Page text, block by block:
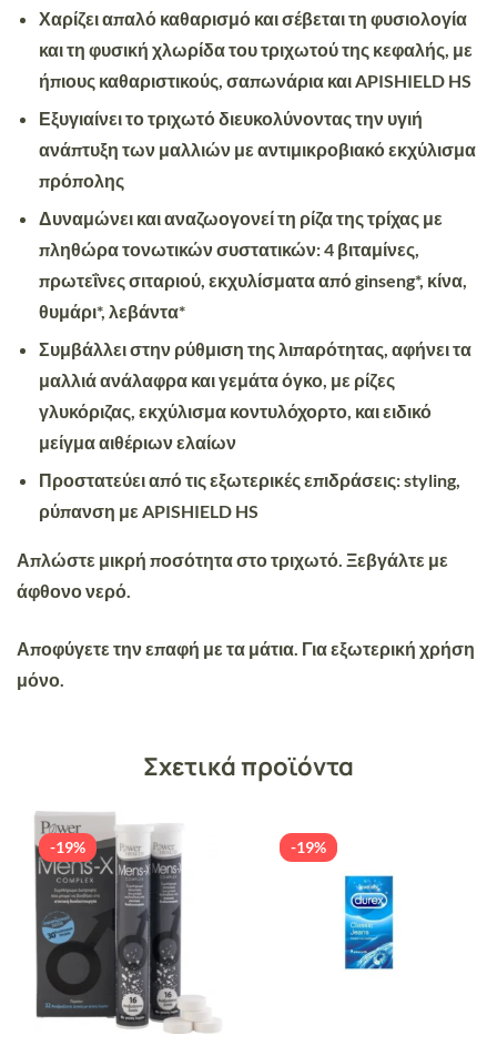
Χαρίζει απαλό καθαρισμό και σέβεται τη φυσιολογία
και τη φυσική χλωρίδα του τριχωτού της κεφαλής, με
ήπιους καθαριστικούς, σαπωνάρια και APISHIELD HS
Εξυγιαίνει το τριχωτό διευκολύνοντας την υγιή
ανάπτυξη των μαλλιών με αντιμικροβιακό εκχύλισμα
πρόπολης
Δυναμώνει και αναζωογονεί τη ρίζα της τρίχας με
πληθώρα τονωτικών συστατικών: 4 βιταμίνες,
πρωτεΐνες σιταριού, εκχυλίσματα από ginseng*, κίνα,
θυμάρι*, λεβάντα*
Συμβάλλει στην ρύθμιση της λιπαρότητας, αφήνει τα
μαλλιά ανάλαφρα και γεμάτα όγκο, με ρίζες
γλυκόριζας, εκχύλισμα κοντυλόχορτο, και ειδικό
μείγμα αιθέριων ελαίων
Προστατεύει από τις εξωτερικές επιδράσεις: styling,
ρύπανση με APISHIELD HS
Απλώστε μικρή ποσότητα στο τριχωτό. Ξεβγάλτε με
άφθονο νερό.
Αποφύγετε την επαφή με τα μάτια. Για εξωτερική χρήση
μόνο.
Σχετικά προϊόντα
-19% -19%